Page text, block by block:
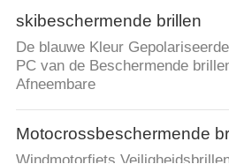
skibeschermende brillen
De blauwe Kleur
PC van de Beschermende
Afneembare
Motocrossbeschermende
Windmotorfiets